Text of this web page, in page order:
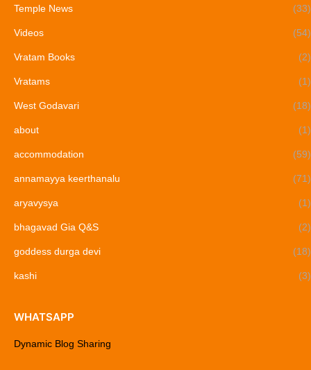
Temple News (33)
Videos (54)
Vratam Books (2)
Vratams (1)
West Godavari (18)
about (1)
accommodation (59)
annamayya keerthanalu (71)
aryavysya (1)
bhagavad Gia Q&S (2)
goddess durga devi (18)
kashi (3)
WHATSAPP
Dynamic Blog Sharing